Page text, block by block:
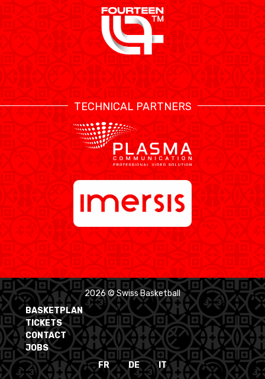
TECHNICAL PARTNERS
2026 © Swiss Basketball
BASKETPLAN
TICKETS
CONTACT
JOBS
FR
DE IT